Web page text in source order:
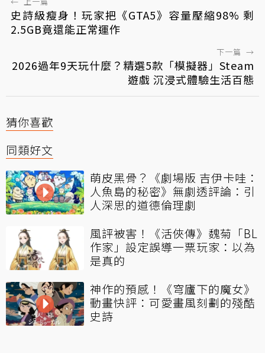
史詩級瘦身！玩家把《GTA5》容量壓縮98% 剩
2.5GB竟還能正常運作
下一篇 →
2026過年9天玩什麼？精選5款「模擬器」Steam
遊戲 沉浸式體驗生活百態
猜你喜歡
同類好文
萌皮黑骨？《劇場版 吉伊卡哇：
人魚島的秘密》無劇透評論：引
人深思的道德倫理劇
風評被害！《活俠傳》魏菊「BL
作家」設定誤導一票玩家：以為
是真的
神作的預感！《穹廬下的魔女》
動畫快評：可愛畫風刻劃的殘酷
史詩